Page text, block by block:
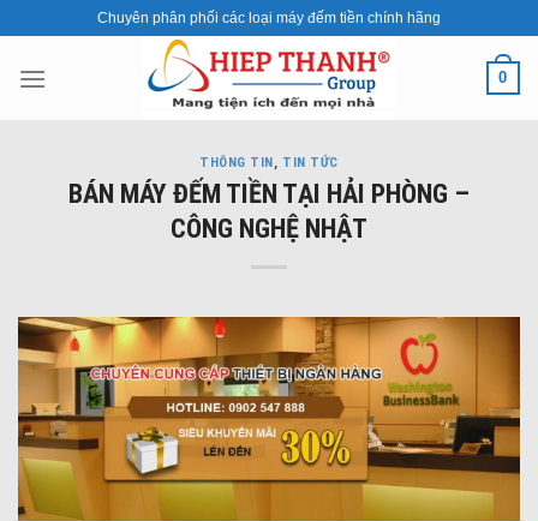
content
Chuyên phân phối các loại máy đếm tiền chính hãng
0
THÔNG TIN, TIN TỨC
BÁN MÁY ĐẾM TIỀN TẠI HẢI PHÒNG –
CÔNG NGHỆ NHẬT